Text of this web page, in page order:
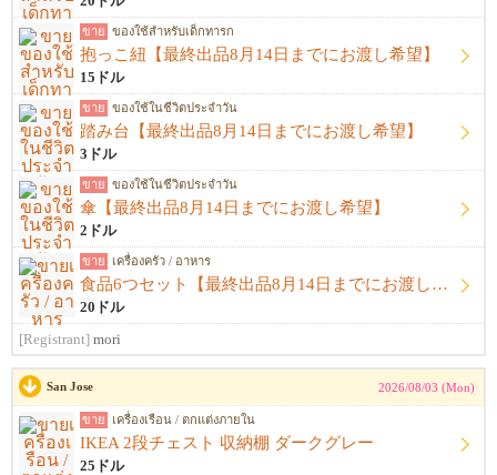
ขาย ของใช้สำหรับเด็กทารก
抱っこ紐【最終出品8月14日までにお渡し希望】
15ドル
ขาย ของใช้ในชีวิตประจำวัน
踏み台【最終出品8月14日までにお渡し希望】
3ドル
ขาย ของใช้ในชีวิตประจำวัน
傘【最終出品8月14日までにお渡し希望】
2ドル
ขาย เครื่องครัว / อาหาร
食品6つセット【最終出品8月14日までにお渡し希望】
20ドル
[Registrant] mori
San Jose 2026/08/03 (Mon)
ขาย เครื่องเรือน / ตกแต่งภายใน
IKEA 2段チェスト 収納棚 ダークグレー
25ドル